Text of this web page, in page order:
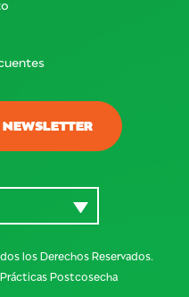
los Derechos Reservados.
Prácticas Postcosecha